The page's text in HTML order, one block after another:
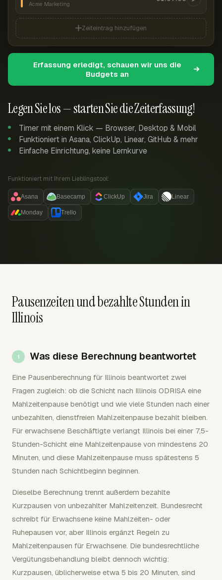
Legen Sie los — starten Sie die Zeiterfassung!
Timer mit einem Klick — Browser, Desktop & Mobil
Funktioniert in Asana, ClickUp, Linear, GitHub & mehr
Einfache Einrichtung, keine Lernkurve
Funktioniert mit Ihrem Lieblingstool:
Asana Basecamp ClickUp Jira Linear
Monday Trello
Acme Marketing
Zeiteintrag hinzufügen
Erfassung erledigt, schauen wir uns die
Budgets an
Pausenzeiten und bezahlte Stunden in
Illinois
Was diese Berechnung beantwortet
Eine Pausenberechnung für Illinois beantwortet zwei
Fragen zugleich: ob die Schicht nach Illinois ODRISA eine
Mahlzeitenpause benötigt und wie viele Stunden nach einer
unbezahlten, dienstfreien Mahlzeitenpause bezahlt bleiben.
Für erwachsene Beschäftigte verlangt Illinois bei einer 7,5-
Stunden-Schicht eine Mahlzeitenpause von mindestens 20
Minuten, und diese Mahlzeitenpause muss spätestens 5
Stunden nach Schichtbeginn beginnen.
Dieselbe Berechnung trennt außerdem bezahlte
Kurzpausen von unbezahlter Mahlzeitenzeit. Bundesrecht
schreibt für Erwachsene keine Mahlzeiten- oder
Ruhepausen vor, aber Illinois ergänzt Regeln zu
Mahlzeitenpausen für Erwachsene. Die bundesrechtliche
Vergütungsbehandlung bleibt dennoch wichtig:
Kurzpausen, üblicherweise etwa 5 bis 20 Minuten, sind